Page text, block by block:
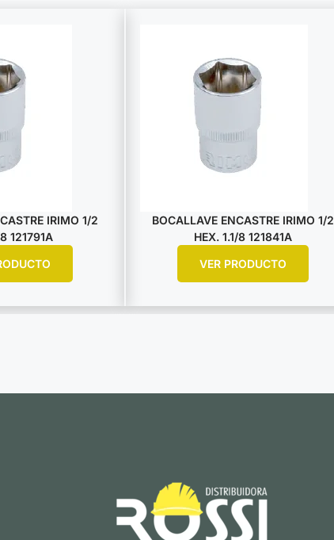
IRIMO 1/2
121791A
BOCALLAVE ENCASTRE IRIMO 1/2
HEX. 1.1/8 121841A
VER PRODUCTO